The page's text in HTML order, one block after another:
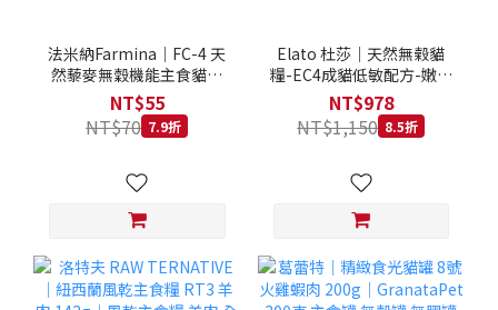
法米納Farmina｜FC-4 天
然藜麥無穀機能主食貓罐
FC-4061 體重管理 羊肉蘆
筍 80G
NT$55
NT$70 7.9折
Elato 杜莎｜天然無榖貓
糧-EC4成貓低敏配方-嫩羊
野鹿 1.5kg｜杜莎 天然無
榖貓糧系列 貓糧
NT$978
NT$1,150 8.5折